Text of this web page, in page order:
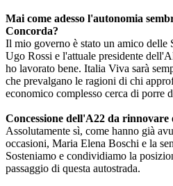
Mai come adesso l'autonomia
Concorda?
Il mio governo è stato un amico delle
Ugo Rossi e l'attuale presidente
ho lavorato bene. Italia Viva sarà
che prevalgano le ragioni di chi
economico complesso cerca di porre
Concessione dell'A22 da rinnovare
Assolutamente sì, come hanno già
occasioni, Maria Elena Boschi e la
Sosteniamo e condividiamo la
passaggio di questa autostrada.